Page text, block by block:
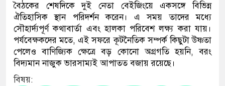
বৈঠকের শেষদিকে দুই নেতা বেইজিংয়ে একসঙ্গে বিভিন্ন
ঐতিহাসিক স্থান পরিদর্শন করেন। এ সময় তাদের মধ্যে
সৌহার্দ্যপূর্ণ কথাবার্তা এবং হালকা পরিবেশ লক্ষ্য করা যায়।
পর্যবেক্ষকদের মতে, এই সফরে কূটনৈতিক সম্পর্ক কিছুটা উষ্ণতা
পেলেও বাণিজ্যিক ক্ষেত্রে বড় কোনো অগ্রগতি হয়নি, বরং
বিদ্যমান নাজুক ভারসাম্যই আপাতত বজায় রয়েছে।
বিষয়: